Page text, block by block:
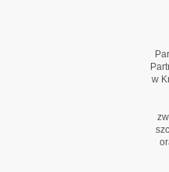
w